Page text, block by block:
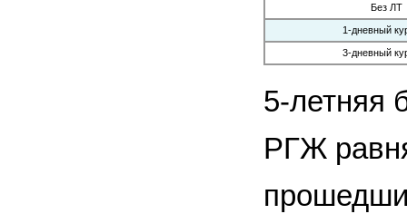
Без ЛТ
1-дневный
3-дневный
5-летняя
РГЖ